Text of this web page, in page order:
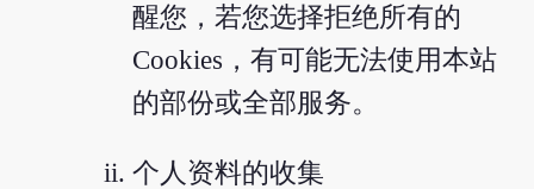
醒您，若您选择拒绝所有的
Cookies，有可能无法使用本站
的部份或全部服务。
个人资料的收集